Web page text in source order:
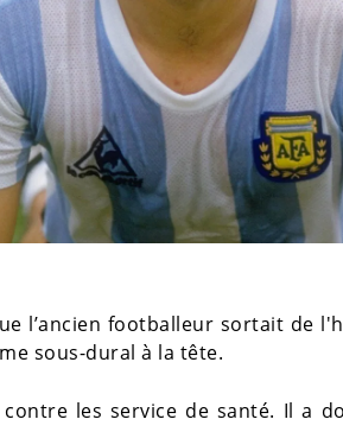
l’ancien footballeur sortait de
sous-dural à la tête.
les service de santé. Il a